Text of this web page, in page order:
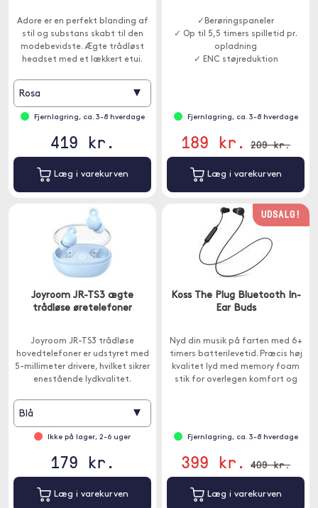
Adore er en perfekt blanding af
stil og substans skabt til den
modebevidste. Ægte trådløst
headset med et lækkert etui.
Rosa ▾
Fjernlagring, ca. 3-8 hverdage
419 kr.
Læg i varekurven
✓Berøringspaneler
✓ Op til 5,5 timers spilletid pr.
opladning
✓ ENC støjreduktion
Fjernlagring, ca. 3-8 hverdage
189 kr. 209 kr.
Læg i varekurven
Joyroom JR-TS3 ægte
trådløse øretelefoner
Joyroom JR-TS3 trådløse
hovedtelefoner er udstyret med
5-millimeter drivere, hvilket sikrer
enestående lydkvalitet.
Blå ▾
Ikke på lager, 2-6 uger
179 kr.
Læg i varekurven
UDSALG!
Koss The Plug Bluetooth In-
Ear Buds
Nyd din musik på farten med 6+
timers batterilevetid. Præcis høj
kvalitet lyd med memory foam
stik for overlegen komfort og
Fjernlagring, ca. 3-8 hverdage
399 kr. 409 kr.
Læg i varekurven